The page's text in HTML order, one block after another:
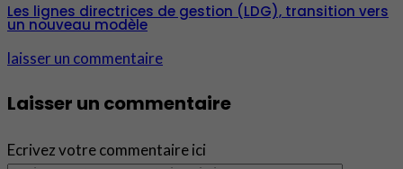
Les lignes directrices de gestion (LDG), transition vers
un nouveau modèle
laisser un commentaire
Laisser un commentaire
Ecrivez votre commentaire ici